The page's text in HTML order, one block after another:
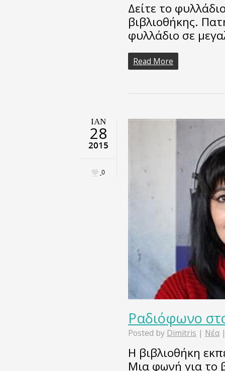
Δείτε το
βιβλιοθήκης.
φυλλάδιο σε
Read More
ΙΑΝ
28
2015
0
Ραδιόφωνο
Posted by Dimitris | Νέα
Η βιβλιοθήκη
Μια φωνή για το